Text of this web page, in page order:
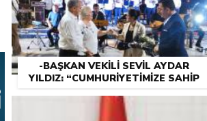
-BAŞKAN VEKILI SEVIL AYDAR
YILDIZ: “CUMHURIYETIMIZE SAHIP